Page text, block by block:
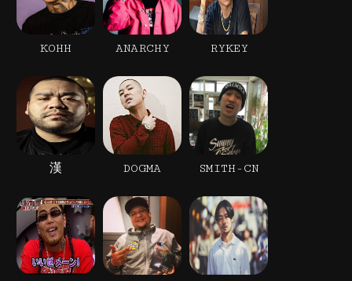
KOHH ANARCHY RYKEY
漢 DOGMA SMITH-CN